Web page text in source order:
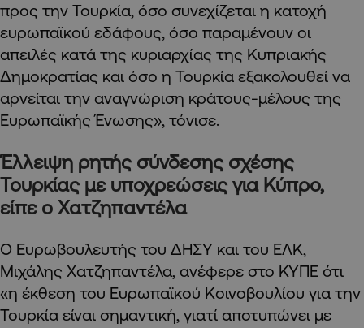
προς την Τουρκία, όσο συνεχίζεται η κατοχή
ευρωπαϊκού εδάφους, όσο παραμένουν οι
απειλές κατά της κυριαρχίας της Κυπριακής
Δημοκρατίας και όσο η Τουρκία εξακολουθεί να
αρνείται την αναγνώριση κράτους-μέλους της
Ευρωπαϊκής Ένωσης», τόνισε.
Έλλειψη ρητής σύνδεσης σχέσης
Τουρκίας με υποχρεώσεις για Κύπρο,
είπε ο Χατζηπαντέλα
Ο Ευρωβουλευτής του ΔΗΣΥ και του ΕΛΚ,
Μιχάλης Χατζηπαντέλα, ανέφερε στο ΚΥΠΕ ότι
«η έκθεση του Ευρωπαϊκού Κοινοβουλίου για την
Τουρκία είναι σημαντική, γιατί αποτυπώνει με